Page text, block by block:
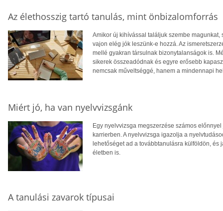
Az élethosszig tartó tanulás, mint önbizalomforrás
Amikor új kihívással találjuk szembe
vajon elég jók leszünk-e hozzá. Az
mellé gyakran társulnak bizonytalanságok is.
sikerek összeadódnak és egyre erősebb
nemcsak műveltséggé, hanem a mindennapi
Miért jó, ha van nyelvvizsgánk
Egy nyelvvizsga megszerzése számos
karrierben. A nyelvvizsga igazolja a
lehetőséget ad a továbbtanulásra külföldön,
életben is.
A tanulási zavarok típusai